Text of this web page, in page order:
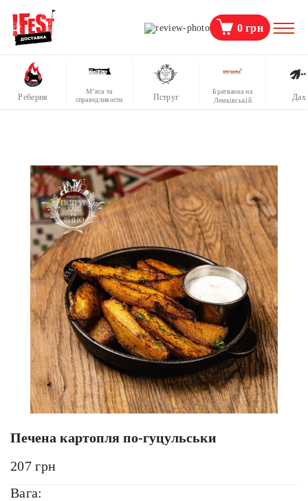
0грн
Реберня
М’яса та
справедливости
Пструг
Братванка на
Лемківській
Дах
Печена картопля по-гуцульськи
207 грн
Вага: